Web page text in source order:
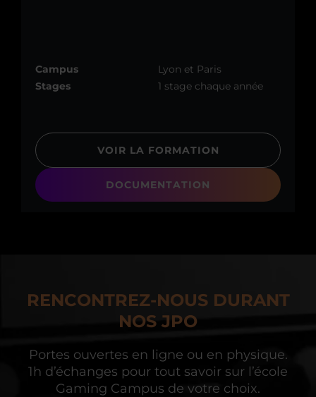
Campus
Lyon et Paris
Stages
1 stage chaque année
VOIR LA FORMATION
DOCUMENTATION
RENCONTREZ-NOUS DURANT
NOS JPO
Portes ouvertes en ligne ou en physique.
1h d’échanges pour tout savoir sur l’école
Gaming Campus de votre choix.